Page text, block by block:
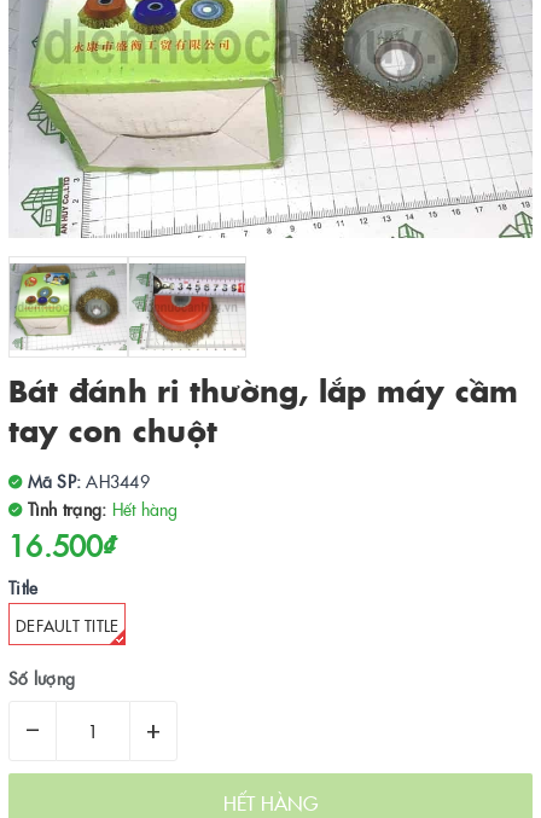
Bát đánh ri thường, lắp máy cầm
tay con chuột
Mã SP: AH3449
Tình trạng: Hết hàng
16.500₫
Title
DEFAULT TITLE
Số lượng
– +
HẾT HÀNG